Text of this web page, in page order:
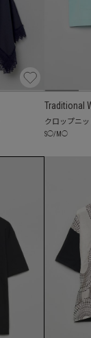
Traditional
クロップニ
S◯/ M ◯